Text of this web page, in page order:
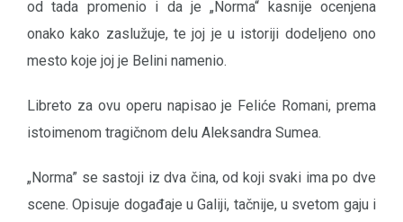
od tada promenio i da je „Norma“ kasnije ocenjena
onako kako zaslužuje, te joj je u istoriji dodeljeno ono
mesto koje joj je Belini namenio.
Libreto za ovu operu napisao je Feliće Romani, prema
istoimenom tragičnom delu Aleksandra Sumea.
„Norma” se sastoji iz dva čina, od koji svaki ima po dve
scene. Opisuje događaje u Galiji, tačnije, u svetom gaju i